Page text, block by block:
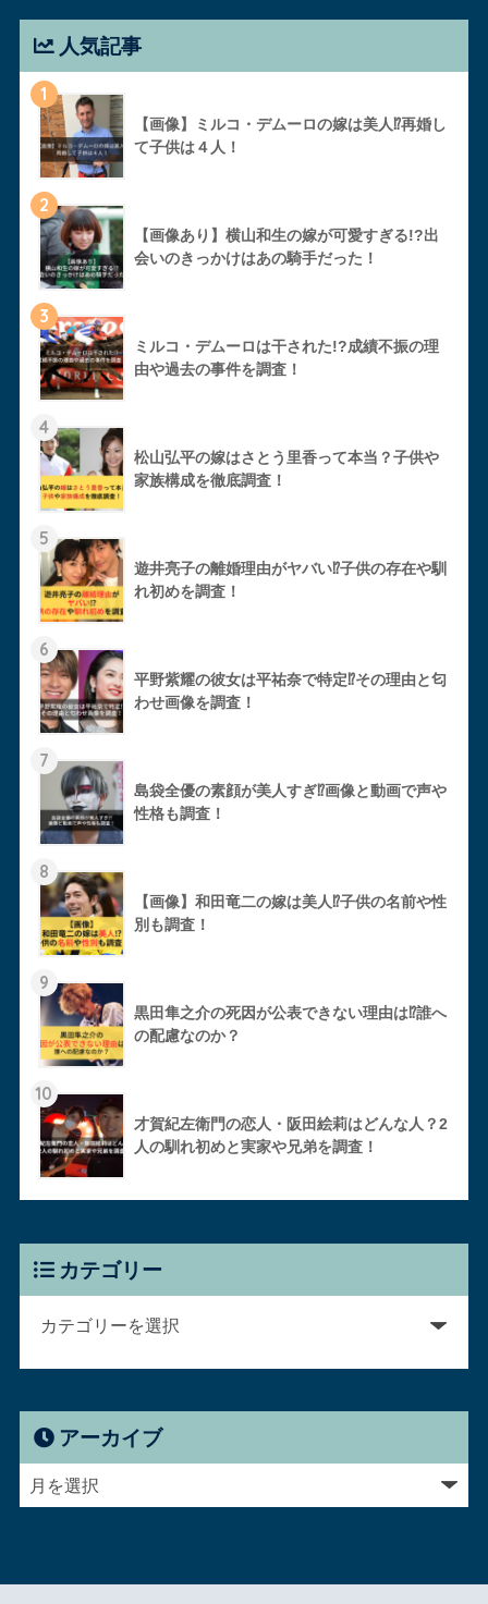
人気記事
1
【画像】ミルコ・デムーロの嫁は美人⁉︎再婚し
て子供は４人！
2
【画像あり】横山和生の嫁が可愛すぎる!?出
会いのきっかけはあの騎手だった！
3
ミルコ・デムーロは干された!?成績不振の理
由や過去の事件を調査！
4
松山弘平の嫁はさとう里香って本当？子供や
家族構成を徹底調査！
5
遊井亮子の離婚理由がヤバい⁉︎子供の存在や馴
れ初めを調査！
6
平野紫耀の彼女は平祐奈で特定⁉︎その理由と匂
わせ画像を調査！
7
島袋全優の素顔が美人すぎ⁉︎画像と動画で声や
性格も調査！
8
【画像】和田竜二の嫁は美人⁉︎子供の名前や性
別も調査！
9
黒田隼之介の死因が公表できない理由は⁉︎誰へ
の配慮なのか？
10
才賀紀左衛門の恋人・阪田絵莉はどんな人？2
人の馴れ初めと実家や兄弟を調査！
カテゴリー
アーカイブ